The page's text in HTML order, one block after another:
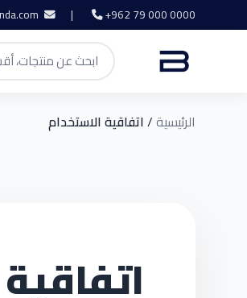
+962 79 000 0000
|
الرئيسية/اتفاقية الاستخدام